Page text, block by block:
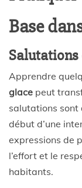
Base
Salutations
Apprendre
glace peut
salutations sont
début d’une
expressions de
l’effort et le
habitants.